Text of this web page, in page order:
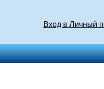
Вход в Личный